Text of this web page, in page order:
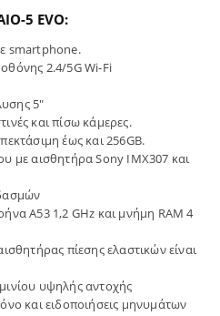
5 EVO:
smartphone.
2.4/5G Wi-Fi
5″
και πίσω κάμερες.
έως και 256GB.
με αισθητήρα Sony IMX307 και
A53 1,2 GHz και μνήμη RAM 4
πίεσης ελαστικών είναι
υψηλής αντοχής
και ειδοποιήσεις μηνυμάτων